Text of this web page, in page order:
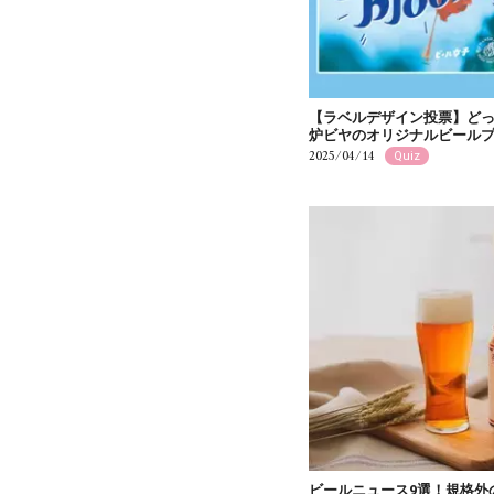
【ラベルデザイン投票】ど
炉ビヤのオリジナルビール
2025/04/14 Quiz
ビールニュース9選！規格